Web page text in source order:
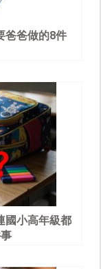
爸爸做的8件
國小高年級都